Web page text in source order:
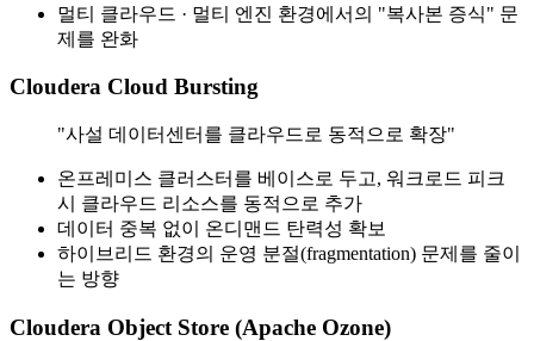
멀티 클라우드 · 멀티 엔진 환경에서의 "복사본 증식" 문
제를 완화
Cloudera Cloud Bursting
"사설 데이터센터를 클라우드로 동적으로 확장"
온프레미스 클러스터를 베이스로 두고, 워크로드 피크
시 클라우드 리소스를 동적으로 추가
데이터 중복 없이 온디맨드 탄력성 확보
하이브리드 환경의 운영 분절(fragmentation) 문제를 줄이
는 방향
Cloudera Object Store (Apache Ozone)